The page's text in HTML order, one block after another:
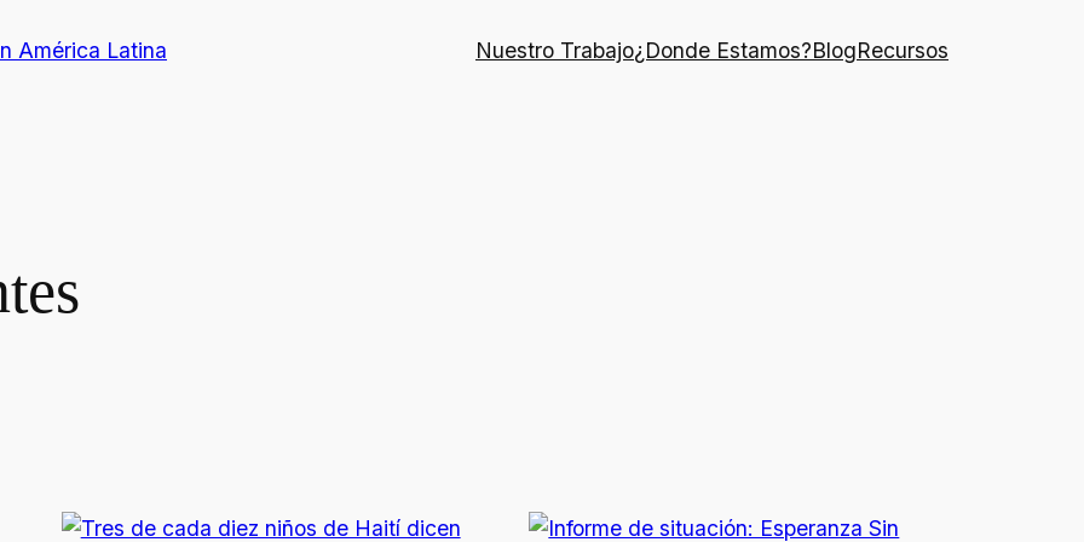
América Latina Nuestro Trabajo¿Donde Estamos?BlogRecursos